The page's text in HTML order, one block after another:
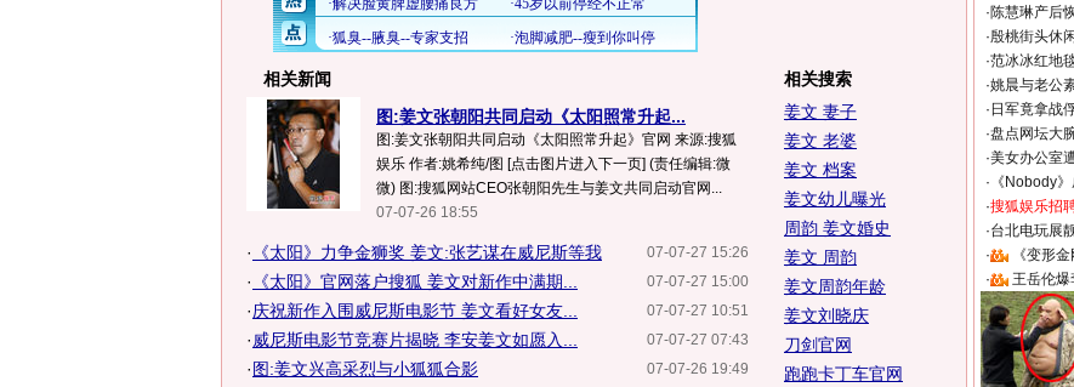
相关新闻
图:姜文张朝阳共同启动《太阳照常升起...
图:姜文张朝阳共同启动《太阳照常升起》官网 来源:搜狐
娱乐 作者:姚希纯/图 [点击图片进入下一页] (责任编辑:微
微) 图:搜狐网站CEO张朝阳先生与姜文共同启动官网...
07-07-26 18:55
07-07-27 15:26
· 《太阳》力争金狮奖 姜文:张艺谋在威尼斯等我
07-07-27 15:00
· 《太阳》官网落户搜狐 姜文对新作中满期...
07-07-27 10:51
·庆祝新作入围威尼斯电影节 姜文看好女友...
07-07-27 07:43
· 威尼斯电影节竞赛片揭晓 李安姜文如愿入...
07-07-26 19:49
·图:姜文兴高采烈与小狐狐合影
相关搜索
姜文 妻子
姜文 老婆
姜文 档案
姜文幼儿曝光
周韵 姜文婚史
姜文 周韵
姜文周韵年龄
姜文刘晓庆
刀剑官网
跑跑卡丁车官网
·陈慧琳产后
·殷桃街头休
·范冰冰红地
·姚晨与老公
· 日军竟拿战
·盘点网坛大
·美女办公室
· 《Nobody
·搜狐娱乐招
·台北电玩展
·
《变形
·
王岳伦爆